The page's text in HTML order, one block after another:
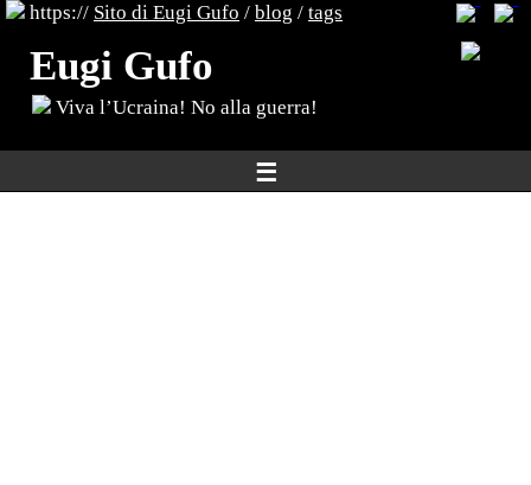
https:// Sito di Eugi Gufo / blog / tags
Eugi Gufo
Viva l’Ucraina! No alla guerra!
☰